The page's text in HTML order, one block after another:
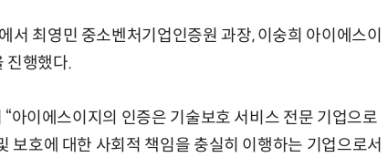
최영민 중소벤처기업인증원 과장, 이숭희 아이에스이
진행했다.
이에스이지의 인증은 기술보호 서비스 전문 기업으로
보호에 대한 사회적 책임을 충실히 이행하는 기업으로서